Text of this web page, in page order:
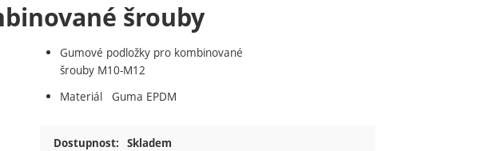
šrouby
Gumové podložky pro kombinované
šrouby M10-M12
Materiál Guma EPDM
Dostupnost: Skladem